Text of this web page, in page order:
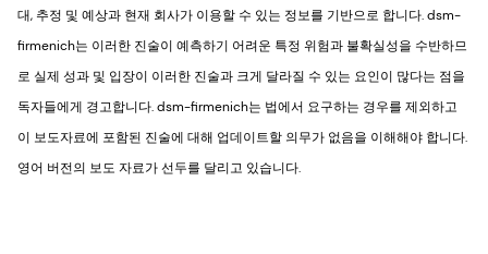
대, 추정 및 예상과 현재 회사가 이용할 수 있는 정보를 기반으로 합니다. dsm-
firmenich는 이러한 진술이 예측하기 어려운 특정 위험과 불확실성을 수반하므
로 실제 성과 및 입장이 이러한 진술과 크게 달라질 수 있는 요인이 많다는 점을
독자들에게 경고합니다. dsm-firmenich는 법에서 요구하는 경우를 제외하고
이 보도자료에 포함된 진술에 대해 업데이트할 의무가 없음을 이해해야 합니다.
영어 버전의 보도 자료가 선두를 달리고 있습니다.